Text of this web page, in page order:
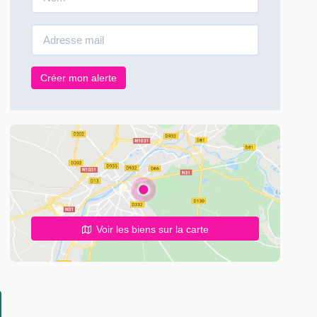
Créer mon alerte
Voir les biens sur la carte